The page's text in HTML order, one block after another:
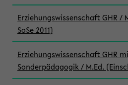
Erziehungswissenschaft GHR /
SoSe 2011)
Erziehungswissenschaft GHR
Sonderpädagogik / M.Ed.